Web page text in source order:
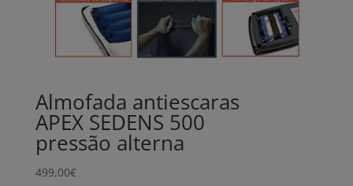
Almofada antiescaras
APEX SEDENS 500
pressão alterna
499,00€